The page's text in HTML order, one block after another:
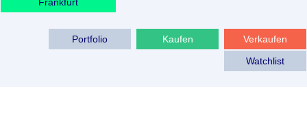
Verkaufen
Kaufen
Portfolio
Watchlist